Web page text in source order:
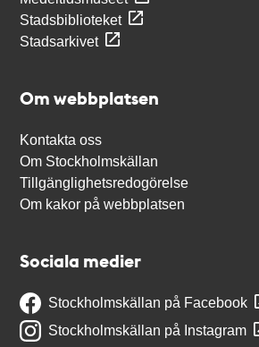
Stadsbiblioteket
Stadsarkivet
Om webbplatsen
Kontakta oss
Om Stockholmskällan
Tillgänglighetsredogörelse
Om kakor på webbplatsen
Sociala medier
Stockholmskällan på Facebook
Stockholmskällan på Instagram